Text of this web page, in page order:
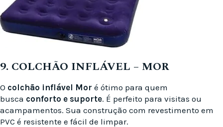
9. COLCHÃO INFLÁVEL – MOR
O colchão inflável Mor é ótimo para quem
busca conforto e suporte. É perfeito para visitas ou
acampamentos. Sua construção com revestimento em
PVC é resistente e fácil de limpar.